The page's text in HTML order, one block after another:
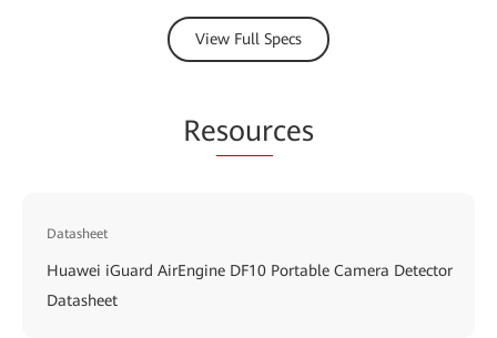
View Full Specs
Resources
Datasheet
Huawei iGuard AirEngine DF10 Portable Camera Detector
Datasheet